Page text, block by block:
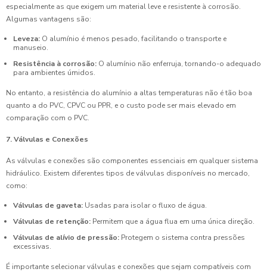
especialmente as que exigem um material leve e resistente à corrosão.
Algumas vantagens são:
Leveza: O alumínio é menos pesado, facilitando o transporte e
manuseio.
Resistência à corrosão: O alumínio não enferruja, tornando-o adequado
para ambientes úmidos.
No entanto, a resistência do alumínio a altas temperaturas não é tão boa
quanto a do PVC, CPVC ou PPR, e o custo pode ser mais elevado em
comparação com o PVC.
7. Válvulas e Conexões
As válvulas e conexões são componentes essenciais em qualquer sistema
hidráulico. Existem diferentes tipos de válvulas disponíveis no mercado,
como:
Válvulas de gaveta: Usadas para isolar o fluxo de água.
Válvulas de retenção: Permitem que a água flua em uma única direção.
Válvulas de alívio de pressão: Protegem o sistema contra pressões
excessivas.
É importante selecionar válvulas e conexões que sejam compatíveis com